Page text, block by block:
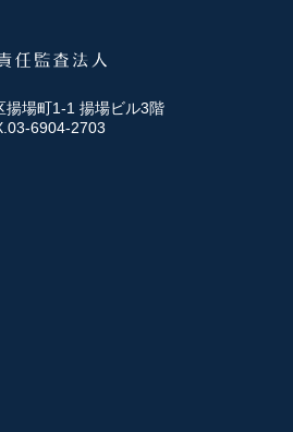
揚場町1-1 揚場ビル3階
6904-2703